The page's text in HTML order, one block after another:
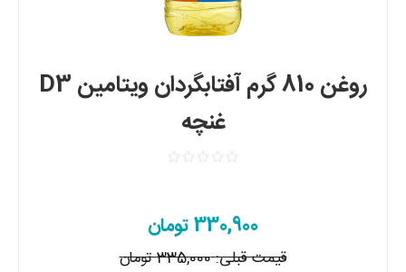
روغن 810 گرم آفتابگردان ویتامین D3
غنچه
330,900 تومان
قیمت قبلی:335,000 تومان